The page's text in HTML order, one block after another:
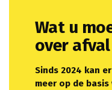
Wat u
over afval
Sinds 2024 kan
meer op de basis